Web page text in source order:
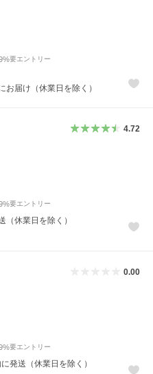
%要エントリー
お届け（休業日を除く）
4.72
%要エントリー
（休業日を除く）
0.00
%要エントリー
発送（休業日を除く）